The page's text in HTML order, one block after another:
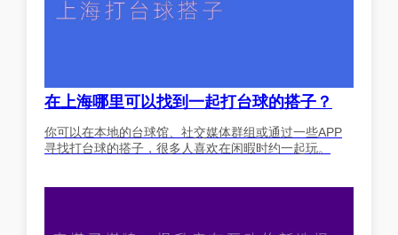
在上海哪里可以找到一起打台球的搭子？
你可以在本地的台球馆、社交媒体群组或通过一些APP
寻找打台球的搭子，很多人喜欢在闲暇时约一起玩。